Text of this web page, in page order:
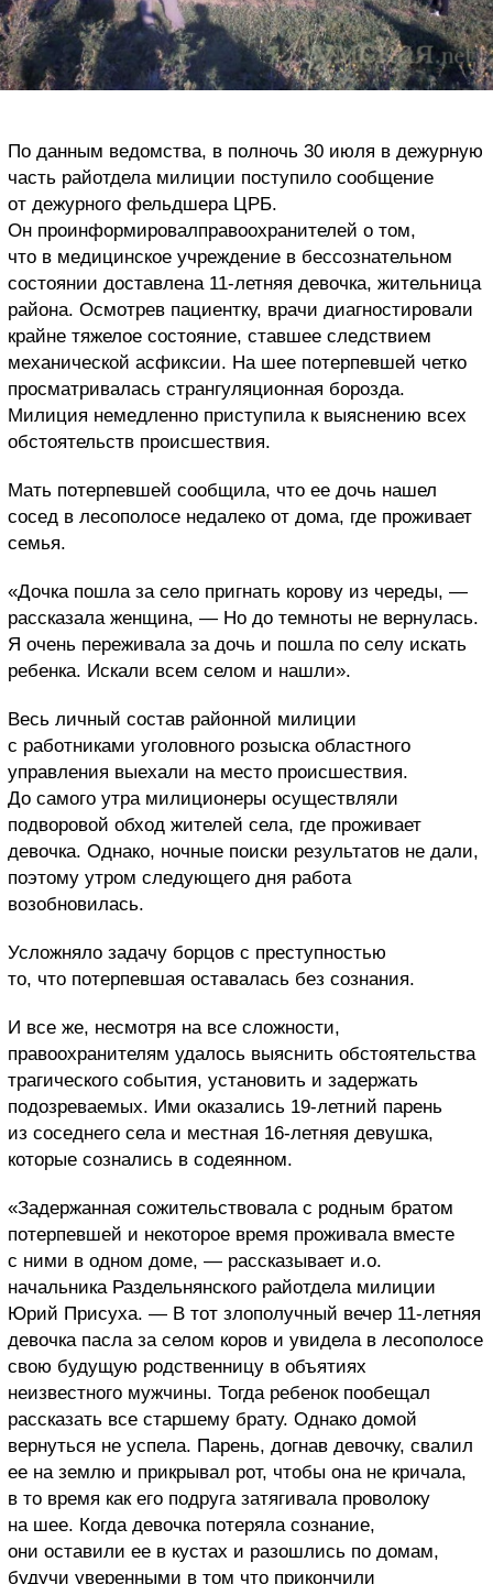
По данным ведомства, в полночь 30 июля в дежурную
часть райотдела милиции поступило сообщение
от дежурного фельдшера ЦРБ.
Он проинформировалправоохранителей о том,
что в медицинское учреждение в бессознательном
состоянии доставлена 11-летняя девочка, жительница
района. Осмотрев пациентку, врачи диагностировали
крайне тяжелое состояние, ставшее следствием
механической асфиксии. На шее потерпевшей четко
просматривалась странгуляционная борозда.
Милиция немедленно приступила к выяснению всех
обстоятельств происшествия.
Мать потерпевшей сообщила, что ее дочь нашел
сосед в лесополосе недалеко от дома, где проживает
семья.
«Дочка пошла за село пригнать корову из череды, —
рассказала женщина, — Но до темноты не вернулась.
Я очень переживала за дочь и пошла по селу искать
ребенка. Искали всем селом и нашли».
Весь личный состав районной милиции
с работниками уголовного розыска областного
управления выехали на место происшествия.
До самого утра милиционеры осуществляли
подворовой обход жителей села, где проживает
девочка. Однако, ночные поиски результатов не дали,
поэтому утром следующего дня работа
возобновилась.
Усложняло задачу борцов с преступностью
то, что потерпевшая оставалась без сознания.
И все же, несмотря на все сложности,
правоохранителям удалось выяснить обстоятельства
трагического события, установить и задержать
подозреваемых. Ими оказались 19-летний парень
из соседнего села и местная 16-летняя девушка,
которые сознались в содеянном.
«Задержанная сожительствовала с родным братом
потерпевшей и некоторое время проживала вместе
с ними в одном доме, — рассказывает и.о.
начальника Раздельнянского райотдела милиции
Юрий Присуха. — В тот злополучный вечер 11-летняя
девочка пасла за селом коров и увидела в лесополосе
свою будущую родственницу в объятиях
неизвестного мужчины. Тогда ребенок пообещал
рассказать все старшему брату. Однако домой
вернуться не успела. Парень, догнав девочку, свалил
ее на землю и прикрывал рот, чтобы она не кричала,
в то время как его подруга затягивала проволоку
на шее. Когда девочка потеряла сознание,
они оставили ее в кустах и разошлись по домам,
будучи уверенными в том что прикончили